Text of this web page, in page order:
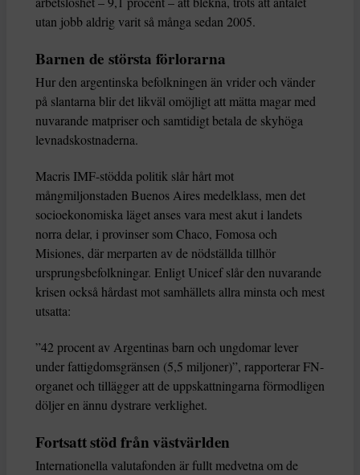
utan jobb aldrig varit så många sedan 2005.
Barnen de största förlorarna
Hur den argentinska befolkningen än vrider och vänder
på slantarna blir det likväl omöjligt att mätta magar med
nuvarande matpriser och samtidigt betala de skyhöga
levnadskostnaderna.
Macris IMF-stödda politik slår hårt mot
mångmiljonstaden Buenos Aires medelklass, men det
socioekonomiska läget anses vara mest akut i landets
norra delar, i provinser som Chaco, Fomosa och
Misiones, där merparten av de nödställda tillhör
ursprungsbefolkningar. Enligt Unicef slår den nuvarande
krisen också hårdast mot samhällets allra minsta och mest
utsatta:
”42 procent av Argentinas barn och ungdomar lever
under fattigdomsgränsen (5,5 miljoner)”, rapporterar FN-
organet och tillägger att de uppskattningarna förmodligen
döljer en ännu dystrare verklighet.
Fortsatt stöd från västvärlden
Internationella valutafonden är fullt medvetna om de